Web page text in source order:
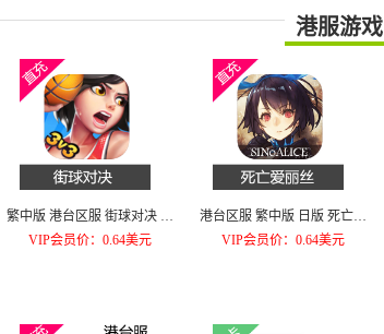
港服游戏
繁中版 港台区服 街球对决 斗
牛高手1元代充
VIP会员价：0.64美元
港台区服 繁中版 日版 死亡爱
丽丝 SINoALICE1元代充
VIP会员价：0.64美元